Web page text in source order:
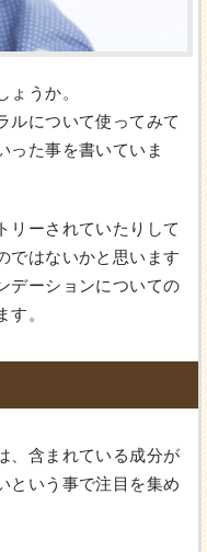
うか。
ルについて使ってみて
った事を書いていま
リーされていたりして
ではないかと思います
デーションについての
。
、含まれている成分が
という事で注目を集め